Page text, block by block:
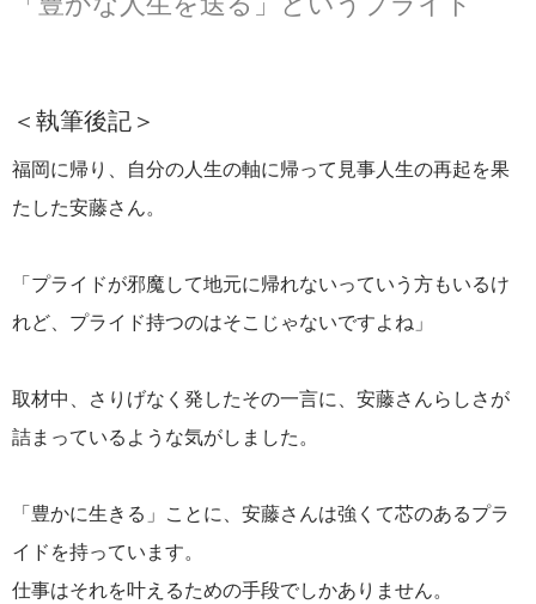
＜執筆後記＞
福岡に帰り、自分の人生の軸に帰って見事人生の再起を果
たした安藤さん。
「プライドが邪魔して地元に帰れないっていう方もいるけ
れど、プライド持つのはそこじゃないですよね」
取材中、さりげなく発したその一言に、安藤さんらしさが
詰まっているような気がしました。
「豊かに生きる」ことに、安藤さんは強くて芯のあるプラ
イドを持っています。
仕事はそれを叶えるための手段でしかありません。